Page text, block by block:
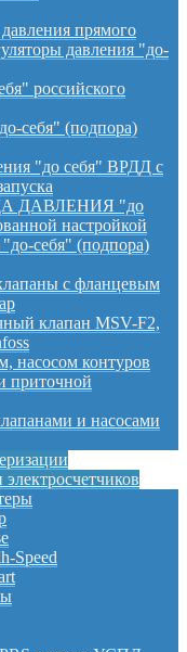
прямого
давления "до-
российского
себя" (подпора)
"до себя" ВРДД с
ДАВЛЕНИЯ "до
настройкой
себя" (подпора)
с фланцевым
клапан MSV-F2,
насосом контуров
приточной
и насосами
Speed